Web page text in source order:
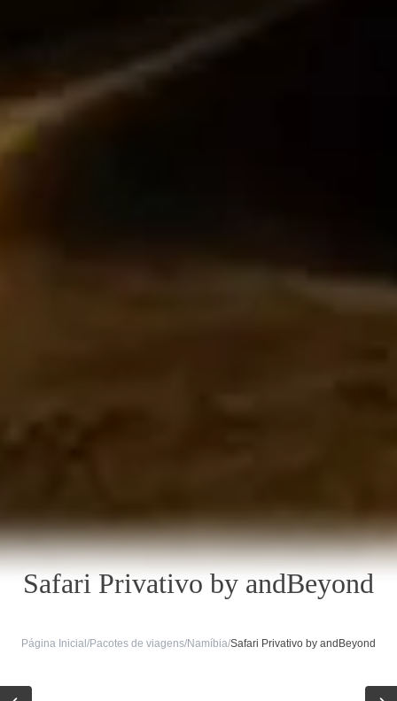
Safari Privativo by andBeyond
Página Inicial/Pacotes de viagens/Namíbia/Safari Privativo by andBeyond